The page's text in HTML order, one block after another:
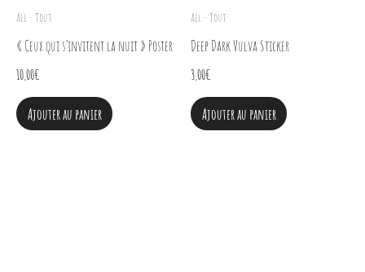
All - Tout
« Ceux qui s’invitent la nuit » Poster
10,00€
Ajouter au panier
All - Tout
Deep Dark Vulva Sticker
3,00€
Ajouter au panier